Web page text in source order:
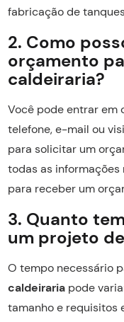
fabricação de
2. Como
orçamento
caldeiraria?
Você pode entrar em
telefone, e-mail ou
para solicitar um
todas as
para receber um
3. Quanto
um projeto
O tempo necessário
caldeirariapode
tamanho e requisitos